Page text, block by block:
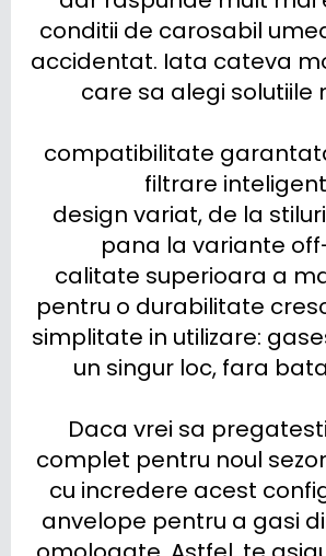
conditii de carosabil
accidentat. Iata cateva
care sa alegi solutiile
compatibilitate
filtrare
design variat, de la
pana la variante
calitate superioara a
pentru o durabilitate
simplitate in utilizare:
un singur loc, fara
Daca vrei sa
complet pentru noul
cu incredere acest
anvelope pentru a gasi